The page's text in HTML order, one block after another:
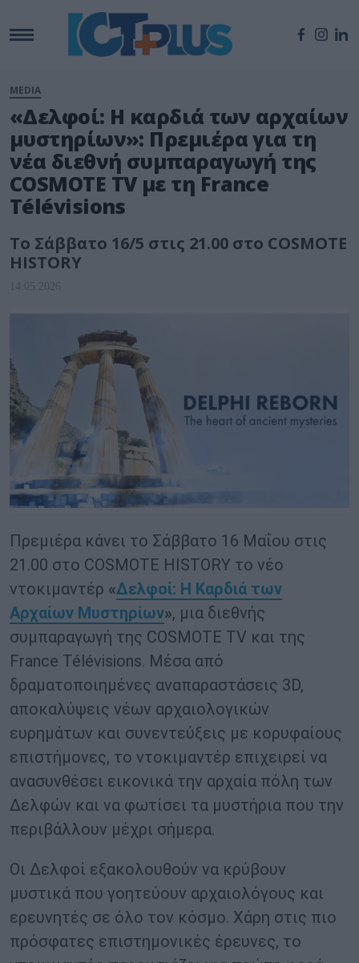
MEDIA
«Δελφοί: Η καρδιά των αρχαίων
μυστηρίων»: Πρεμιέρα για τη
νέα διεθνή συμπαραγωγή της
COSMOTE TV με τη France
Télévisions
Το Σάββατο 16/5 στις 21.00 στο COSMOTE
HISTORY
14.05.2026
Πρεμιέρα κάνει το Σάββατο 16 Μαΐου στις
21.00 στο COSMOTE HISTORY το νέο
ντοκιμαντέρ «Δελφοί: Η Καρδιά των
Αρχαίων Μυστηρίων», μια διεθνής
συμπαραγωγή της COSMOTE TV και της
France Télévisions. Μέσα από
δραματοποιημένες αναπαραστάσεις 3D,
αποκαλύψεις νέων αρχαιολογικών
ευρημάτων και συνεντεύξεις με κορυφαίους
επιστήμονες, το ντοκιμαντέρ επιχειρεί να
ανασυνθέσει εικονικά την αρχαία πόλη των
Δελφών και να φωτίσει τα μυστήρια που την
περιβάλλουν μέχρι σήμερα.
Οι Δελφοί εξακολουθούν να κρύβουν
μυστικά που γοητεύουν αρχαιολόγους και
ερευνητές σε όλο τον κόσμο. Χάρη στις πιο
πρόσφατες επιστημονικές έρευνες, το